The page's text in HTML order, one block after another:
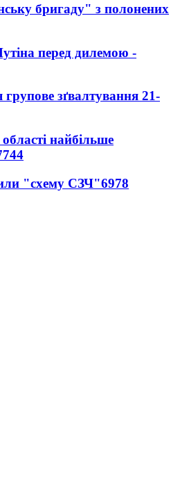
бригаду" з полонених
перед дилемою -
зґвалтування 21-
найбільше
"схему СЗЧ"6978